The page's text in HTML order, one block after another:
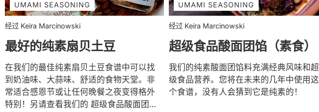
UMAMI SEASONING
经过 Keira Marcinowski
最好的纯素扇贝土豆
在我们的最佳纯素扇贝土豆食谱中可以找
到奶油味、大蒜味、舒适的食物天堂。非
常适合感恩节或让任何晚餐之夜变得格外
特别！另请查看我们的 超级食品酸面团
UMAMI SEASONING
经过 Keira Marcinowski
超级食品酸面团馅（素食）
我们的纯素酸面团馅料充满经典风味和超
级食品营养。您将在未来的几年中使用这
个食谱，没有人会猜到它是纯素的！